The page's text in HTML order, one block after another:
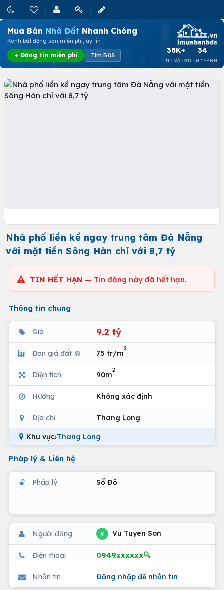
Mua Bán Nhà Đất Nhanh Chóng
Kênh bất động sản miễn phí, uy tín
+ Đăng tin miễn phí Tìm BĐS
38K+
TIN ĐĂNG
34
TỈNH THÀNH
Nhà phố liền kề ngay trung tâm Đà Nẵng
với mặt tiền Sông Hàn chỉ với 8,7 tỷ
TIN HẾT HẠN — Tin đăng này đã hết hạn.
Thông tin chung
Giá 9.2 tỷ
Đơn giá đất 75 tr/m
2
Diện tích 90m
2
Hướng Không xác định
Địa chỉ Thang Long
Khu vực›Thang Long
Pháp lý & Liên hệ
Pháp lý Sổ Đỏ
Người đăng V Vu Tuyen Son
Điện thoại 0949xxxxxx🔍
Nhắn tin Đăng nhập để nhắn tin